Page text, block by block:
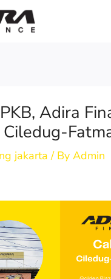
Adira
Ciledug-
jakarta / By Admin